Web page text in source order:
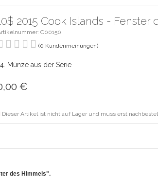
2015 Cook Islands -
C00150
(0 Kundenmeinungen)
Münze aus der Serie
€
Dieser Artikel ist nicht auf Lager und muss erst
des Himmels".